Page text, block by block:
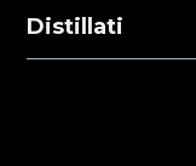
Distillati